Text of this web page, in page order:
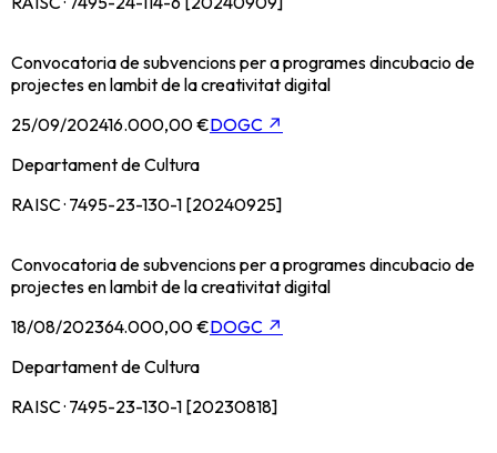
Convocatoria de subvencions per a programes dincubacio de
projectes en lambit de la creativitat digital
25/09/202416.000,00 €DOGC ↗
Departament de Cultura
RAISC · 7495-23-130-1 [20240925]
Convocatoria de subvencions per a programes dincubacio de
projectes en lambit de la creativitat digital
18/08/202364.000,00 €DOGC ↗
Departament de Cultura
RAISC · 7495-23-130-1 [20230818]